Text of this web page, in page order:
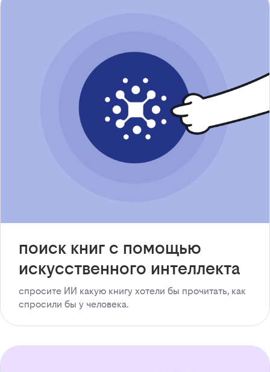
поиск книг с помощью
искусственного интеллекта
спросите ИИ какую книгу хотели бы прочитать, как
спросили бы у человека.